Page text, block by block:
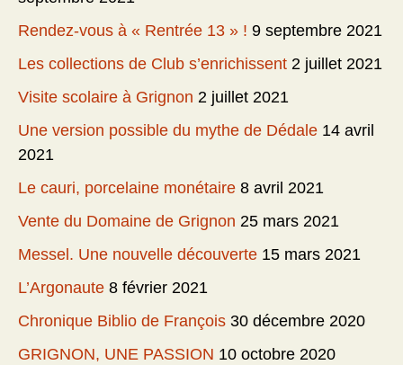
Rendez-vous à « Rentrée 13 » ! 9 septembre 2021
Les collections de Club s’enrichissent 2 juillet 2021
Visite scolaire à Grignon 2 juillet 2021
Une version possible du mythe de Dédale 14 avril
2021
Le cauri, porcelaine monétaire 8 avril 2021
Vente du Domaine de Grignon 25 mars 2021
Messel. Une nouvelle découverte 15 mars 2021
L’Argonaute 8 février 2021
Chronique Biblio de François 30 décembre 2020
GRIGNON, UNE PASSION 10 octobre 2020